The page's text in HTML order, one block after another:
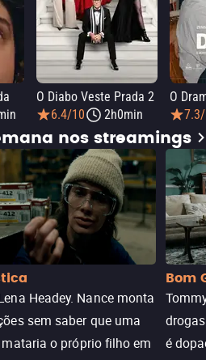
O Diabo Veste Prada 2
6.4/10
2h0min
O
nos streamings
Headey. Nance monta
sem saber que uma
o próprio filho em
Bom
é